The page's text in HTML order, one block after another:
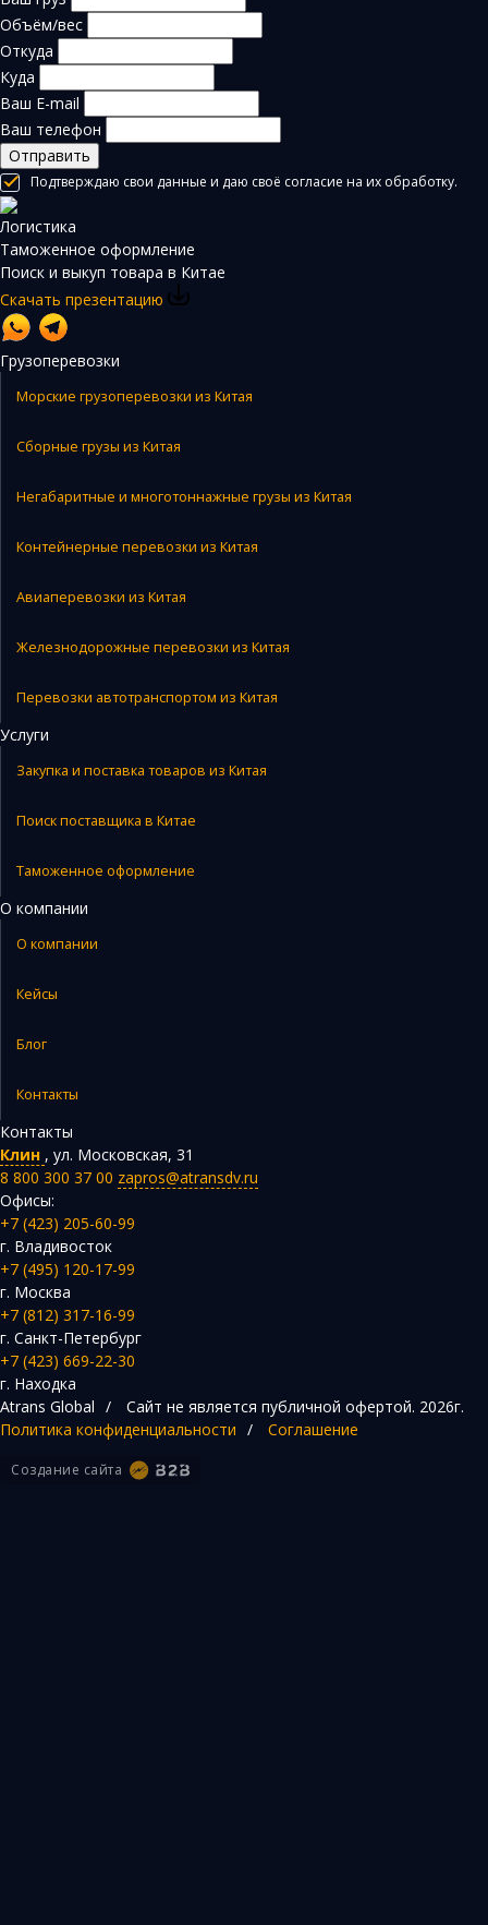
Объём/вес
Откуда
Куда
Ваш E-mail
Ваш телефон
Отправить
Подтверждаю свои данные и даю своё согласие на их обработку.
Логистика
Таможенное оформление
Поиск и выкуп товара в Китае
Скачать презентацию
Грузоперевозки
Морские грузоперевозки из Китая
Сборные грузы из Китая
Негабаритные и многотоннажные грузы из Китая
Контейнерные перевозки из Китая
Авиаперевозки из Китая
Железнодорожные перевозки из Китая
Перевозки автотранспортом из Китая
Услуги
Закупка и поставка товаров из Китая
Поиск поставщика в Китае
Таможенное оформление
О компании
О компании
Кейсы
Блог
Контакты
Контакты
Клин , ул. Московская, 31
8 800 300 37 00 zapros@atransdv.ru
Офисы:
+7 (423) 205-60-99
г. Владивосток
+7 (495) 120-17-99
г. Москва
+7 (812) 317-16-99
г. Санкт-Петербург
+7 (423) 669-22-30
г. Находка
Atrans Global / Сайт не является публичной офертой. 2026г.
Политика конфиденциальности / Соглашение
Создание сайта